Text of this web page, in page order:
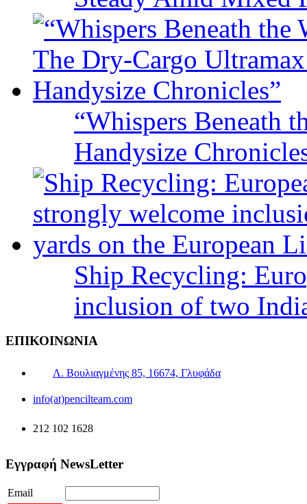
“Whispers Beneath
Handysize
Ship Recycling:
inclusion of two
ΕΠΙΚΟΙΝΩΝΙΑ
Λ. Βουλιαγμένης 85, 16674, Γλυφάδα
info(at)pencilteam.com
212 102 1628
Εγγραφή NewsLetter
Email